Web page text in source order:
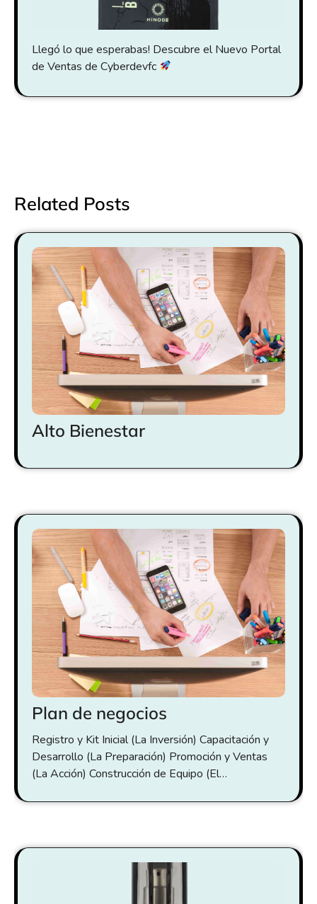
Llegó lo que esperabas! Descubre el Nuevo Portal
de Ventas de Cyberdevfc
Related Posts
Alto Bienestar
Plan de negocios
Registro y Kit Inicial (La Inversión) Capacitación y
Desarrollo (La Preparación) Promoción y Ventas
(La Acción) Construcción de Equipo (El…